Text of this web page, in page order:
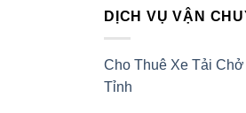
DỊCH VỤ VẬN
Cho Thuê Xe Tải
Tỉnh